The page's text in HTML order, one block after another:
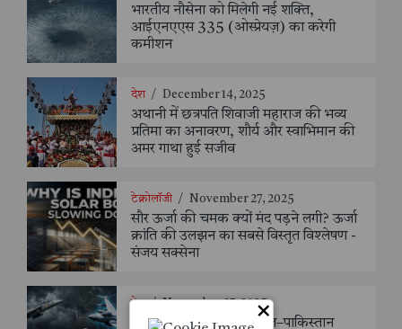
भारतीय नौसेना को मिलेगी नई शक्ति,
आईएनएएस 335 (ओस्प्रेयज़) का करेगी
कमीशन
देश / December 14, 2025
अथानी में छत्रपति शिवाजी महाराज की भव्य
प्रतिमा का अनावरण, शौर्य और स्वाभिमान की
अमर गाथा हुई सजीव
टेक्नोलॉजी / November 27, 2025
सौर ऊर्जा की चमक क्यों मंद पड़ने लगी? ऊर्जा
क्रांति की उलझन का सबसे विस्तृत विश्लेषण -
संजय सक्सेना
देश / November 27, 2025
तेजस हादसे के संदर्भ में भारत–पाकिस्तान
×